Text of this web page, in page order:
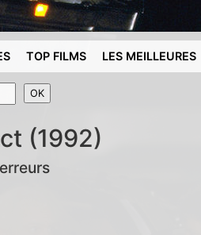
TOP FILMS LES MEILLEURES
(1992)